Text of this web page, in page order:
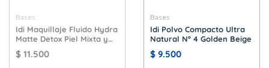
Bases
Idi Maquillaje Fluido Hydra
Matte Detox Piel Mixta y
Grasa Nº 1 Ivory
$ 11.500
Bases
Idi Polvo Compacto Ultra
Natural Nº 4 Golden Beige
$ 9.500